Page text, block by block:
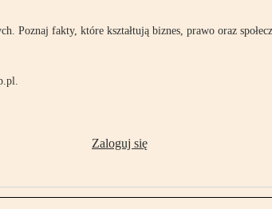
Poznaj fakty, które kształtują biznes, prawo oraz
Zaloguj się